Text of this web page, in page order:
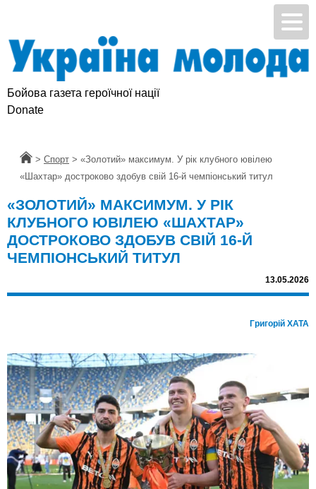
Бойова газета героїчної нації
Donate
Головна
> Спорт > «Золотий» максимум. У рік клубного ювілею
«Шахтар» достроково здобув свій 16-й чемпіонський титул
«ЗОЛОТИЙ» МАКСИМУМ. У РІК
КЛУБНОГО ЮВІЛЕЮ «ШАХТАР»
ДОСТРОКОВО ЗДОБУВ СВІЙ 16-Й
ЧЕМПІОНСЬКИЙ ТИТУЛ
13.05.2026
Григорій ХАТА